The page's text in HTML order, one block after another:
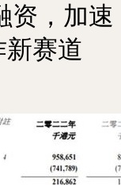
资，加速
赛道